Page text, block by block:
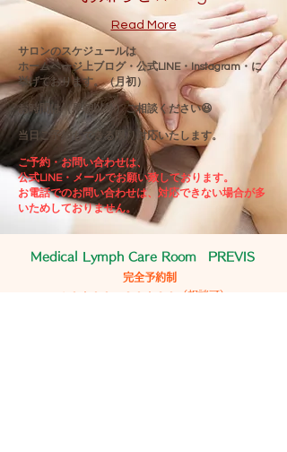
Read More
サロンのスケジュールは
ホームページ上ブログ・公式LINE・Instagram・に
挙げております。（月初）
お時間は（早朝以外）ご相談ください😆
​当日ご予約もできる限り対応いたします。
ご予約・お問い合わせは、
公式LINE・メールでお願い致しております。
お電話でのお問い合わせは、対応できない場合が多
いためしておりません。
Medical Lymph Care Room PREVIS
完全予約制
１０：００〜２０：３０（相談可）